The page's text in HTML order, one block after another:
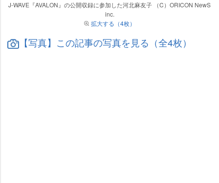
J-WAVE『AVALON』の公開収録に参加した河北麻友子 （C）ORICON NewS
inc.
拡大する（4枚）
【写真】この記事の写真を見る（全4枚）